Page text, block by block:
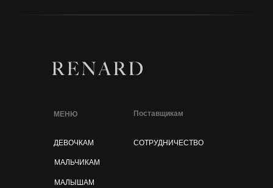
МЕНЮ
ДЕВОЧКАМ
МАЛЬЧИКАМ
МАЛЫШАМ
Поставщикам
СОТРУДНИЧЕСТВО